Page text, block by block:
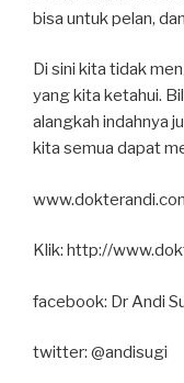
bisa untuk pelan,
Di sini kita tidak
yang kita ketahui.
alangkah indahnya
kita semua dapat
Klik: http://
facebook: Dr Andi
twitter: @andisugi